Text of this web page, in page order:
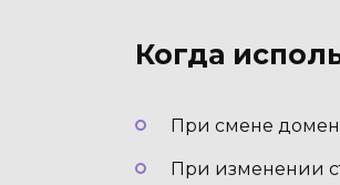
Когда
При смене
При изменении